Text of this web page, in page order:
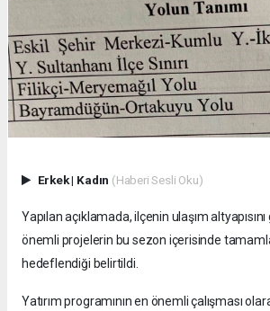
Erkek| Kadın (Haberi Sesli Oku)
Yapılan açıklamada, ilçenin ulaşım
önemli projelerin bu sezon içerisinde
hedeflendiği belirtildi.
Yatırım programının en önemli çalışması